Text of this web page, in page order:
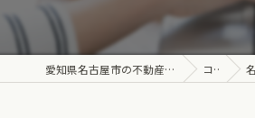
愛知県名古屋市の不動産なら株式会社有明ハウジング コラム 名